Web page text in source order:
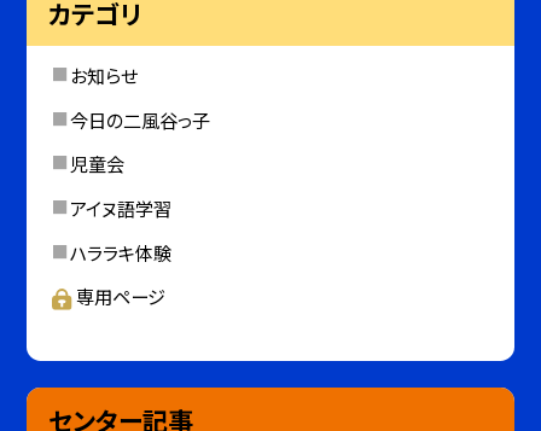
カテゴリ
お知らせ
今日の二風谷っ子
児童会
アイヌ語学習
ハララキ体験
専用ページ
センター記事